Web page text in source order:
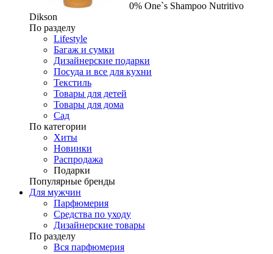
0% One`s Shampoo Nutritivo
Dikson
По разделу
Lifestyle
Багаж и сумки
Дизайнерские подарки
Посуда и все для кухни
Текстиль
Товары для детей
Товары для дома
Сад
По категории
Хиты
Новинки
Распродажа
Подарки
Популярные бренды
Для мужчин
Парфюмерия
Средства по уходу
Дизайнерские товары
По разделу
Вся парфюмерия